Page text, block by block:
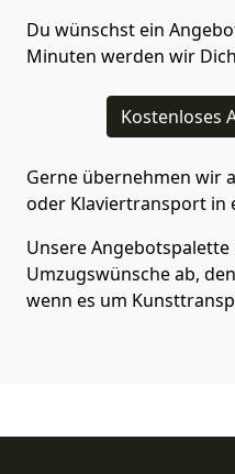
Du wünschst ein
Minuten werden wir
Kostenloses
Gerne übernehmen wir
oder Klaviertransport in
Unsere
Umzugswünsche ab,
wenn es um